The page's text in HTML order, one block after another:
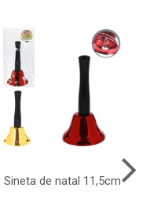
Sineta de natal 11,5cm